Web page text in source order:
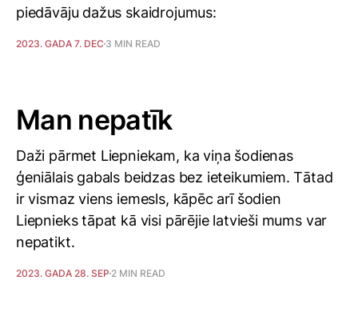
piedāvāju dažus skaidrojumus:
2023. GADA 7. DEC 3 MIN READ
Man nepatīk
Daži pārmet Liepniekam, ka viņa šodienas
ģeniālais gabals beidzas bez ieteikumiem. Tātad
ir vismaz viens iemesls, kāpēc arī šodien
Liepnieks tāpat kā visi pārējie latvieši mums var
nepatikt.
2023. GADA 28. SEP 2 MIN READ